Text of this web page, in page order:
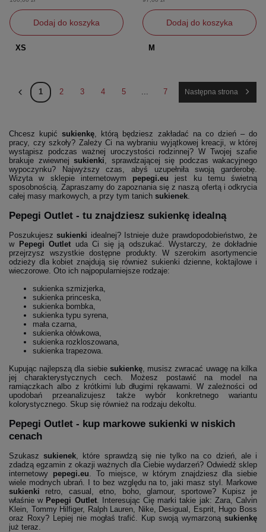
Dodaj do koszyka
XS
Dodaj do koszyka
M
1 2 3 4 5 ... 7 Następna strona
Chcesz kupićsukienkę , którą będziesz zakładać na co dzień – do
pracy, czy szkoły? Zależy Ci na wybraniu wyjątkowej kreacji, w której
wystąpisz podczas ważnej uroczystości rodzinnej? W Twojej szafie
brakuje zwiewnej sukienki , sprawdzającej się podczas wakacyjnego
wypoczynku? Najwyższy czas, abyś uzupełniła swoją garderobę.
Wizyta w sklepie internetowym pepegi.eu jest ku temu świetną
sposobnością. Zapraszamy do zapoznania się z naszą ofertą i odkrycia
całej masy markowych, a przy tym tanich sukienek
Pepegi Outlet - tu znajdziesz sukienkę idealną
Poszukujeszsukienki idealnej? Istnieje duże prawdopodobieństwo, że
w Pepegi Outlet uda Ci się ją odszukać. Wystarczy, że dokładnie
przejrzysz wszystkie dostępne produkty. W szerokim asortymencie
odzieży dla kobiet znajdują się również sukienki dzienne, koktajlowe i
wieczorowe. Oto ich najpopularniejsze rodzaje:
sukienka szmizjerka,
sukienka princeska,
sukienka bombka,
sukienka typu syrena,
mała czarna,
sukienka ołówkowa,
sukienka rozkloszowana,
sukienka trapezowa.
Kupując najlepszą dla siebie sukienkę, musisz zwracać uwagę na kilka
jej charakterystycznych cech. Możesz postawić na model na
ramiączkach albo z krótkimi lub długimi rękawami. W zależności od
upodobań przeanalizujesz także wybór konkretnego wariantu
kolorystycznego. Skup się również na rodzaju dekoltu.
Pepegi Outlet - kup markowe sukienki w niskich
cenach
Szukaszsukienek , które sprawdzą się nie tylko na co dzień, ale i
zdadzą egzamin z okazji ważnych dla Ciebie wydarzeń? Odwiedź sklep
internetowy pepegi.eu . To miejsce, w którym znajdziesz dla siebie
wiele modnych ubrań. I to bez względu na to, jaki masz styl. Markowe
sukienki retro, casual, etno, boho, glamour, sportowe? Kupisz je
właśnie w Pepegi Outlet. Interesując Cię marki takie jak: Zara, Calvin
Klein, Tommy Hilfiger, Ralph Lauren, Nike, Desigual, Esprit, Hugo Boss
oraz Roxy? Lepiej nie mogłaś trafić. Kup swoją wymarzoną sukienkę
już teraz.